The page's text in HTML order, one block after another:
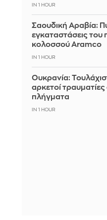
IN 1 HOUR
Σαουδική Αραβία:
εγκαταστάσεις του
κολοσσού Aramco
IN 1 HOUR
Ουκρανία:
αρκετοί
πλήγματα
IN 1 HOUR